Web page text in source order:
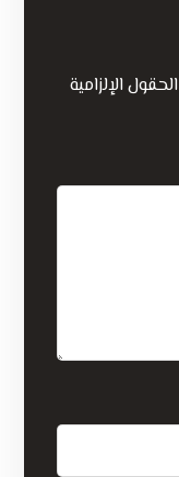
الحقول الإلزامية